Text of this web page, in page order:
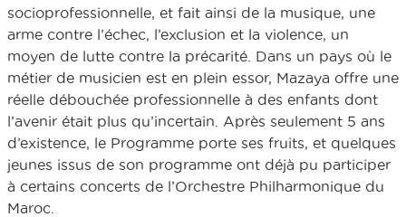
socioprofessionnelle, et fait ainsi de la musique, une
arme contre l’échec, l’exclusion et la violence, un
moyen de lutte contre la précarité. Dans un pays où le
métier de musicien est en plein essor, Mazaya offre une
réelle débouchée professionnelle à des enfants dont
l’avenir était plus qu’incertain. Après seulement 5 ans
d’existence, le Programme porte ses fruits, et quelques
jeunes issus de son programme ont déjà pu participer
à certains concerts de l’Orchestre Philharmonique du
Maroc.